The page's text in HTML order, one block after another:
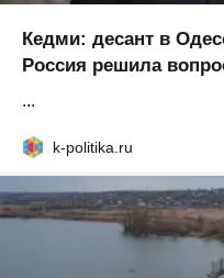
Кедми: десант в
Россия решила
...
k-politika.ru